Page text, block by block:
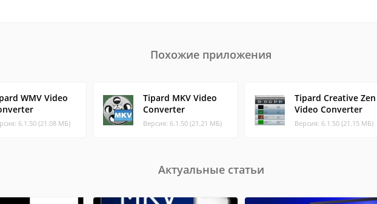
Похожие приложения
WMV Video
6.1.50 (21.08 МБ)
Tipard MKV Video
Converter
Версия: 6.1.50 (21.21 МБ)
Tipard Creative Zen
Video Converter
Версия: 6.1.50 (21.15 МБ)
Актуальные статьи